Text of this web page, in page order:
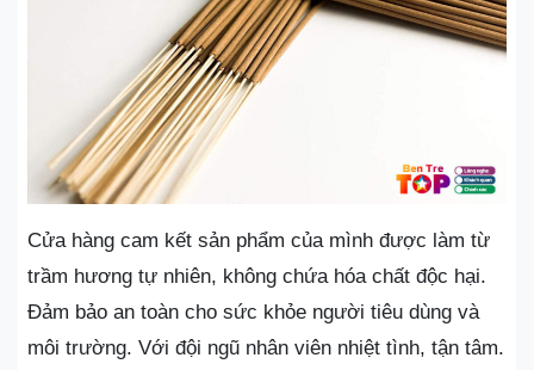
Cửa hàng cam kết sản phẩm của mình được làm từ
trầm hương tự nhiên, không chứa hóa chất độc hại.
Đảm bảo an toàn cho sức khỏe người tiêu dùng và
môi trường. Với đội ngũ nhân viên nhiệt tình, tận tâm.